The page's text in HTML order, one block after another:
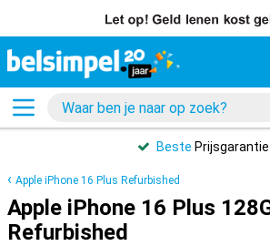
Beste Prijsgarantie
Apple iPhone 16 Plus Refurbished
Apple iPhone 16 Plus
Refurbished